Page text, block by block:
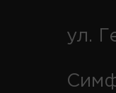
ул.